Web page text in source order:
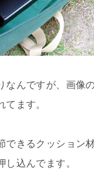
なんですが、画像
てます。
できるクッション
し込んでます。